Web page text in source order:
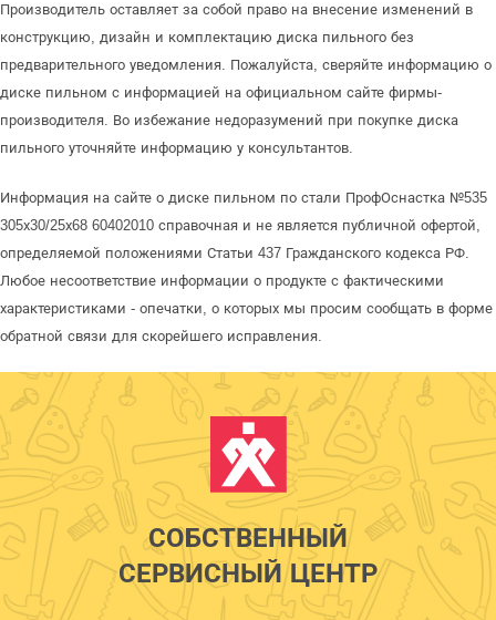
Производитель оставляет за собой право на внесение изменений в
конструкцию, дизайн и комплектацию диска пильного без
предварительного уведомления. Пожалуйста, сверяйте информацию о
диске пильном с информацией на официальном сайте фирмы-
производителя. Во избежание недоразумений при покупке диска
пильного уточняйте информацию у консультантов.
Информация на сайте о диске пильном по стали ПрофОснастка №535
305х30/25х68 60402010 справочная и не является публичной офертой,
определяемой положениями Статьи 437 Гражданского кодекса РФ.
Любое несоответствие информации о продукте с фактическими
характеристиками - опечатки, о которых мы просим сообщать в форме
обратной связи для скорейшего исправления.
СОБСТВЕННЫЙ
СЕРВИСНЫЙ ЦЕНТР